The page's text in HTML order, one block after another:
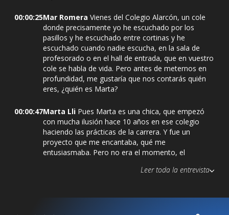
00:00:25Mar Romera Vienes del Colegio Alarcón, un cole
donde precisamente yo he escuchado por los
pasillos y he escuchado entre cortinas y he
escuchado cuando nadie escucha, en la sala de
profesorado o en el hall de entrada, que en vuestro
cole se habla de vida. Pero antes de meternos en
profundidad, me gustaría que nos contarás quién
eres, ¿quién es Marta?
00:00:47Marta Lli Pues Marta es una chica, que empezó
con mucha ilusión hace 10 años en ese colegio
haciendo las prácticas de la carrera. Y fue un
proyecto que me encantaba, qué me
entusiasmaba. Pero no era el momento, el
formándome, formándome en psicología
Leer toda la entrevista